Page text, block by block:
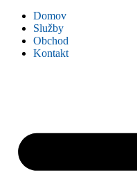
Domov
Služby
Obchod
Kontakt